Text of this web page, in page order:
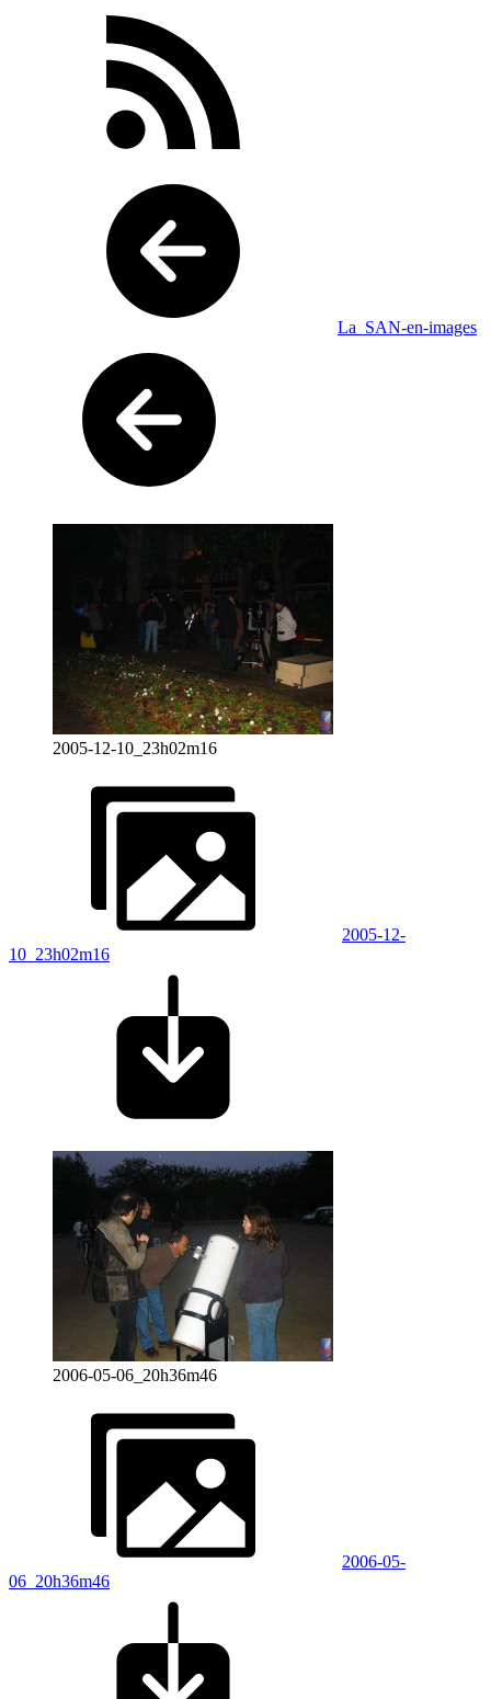
La_SAN-en-images
2005-12-10_23h02m16
2005-12-
10_23h02m16
2006-05-06_20h36m46
2006-05-
06_20h36m46